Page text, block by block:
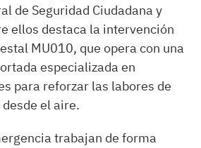
de Seguridad Ciudadana y
ellos destaca la intervención
MU010, que opera con una
especializada en
para reforzar las labores de
el aire.
trabajan de forma